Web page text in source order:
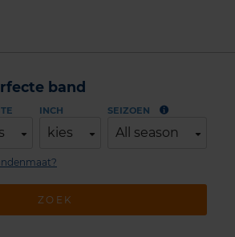
band
INCH
kies
SEIZOEN
All season
ZOEK